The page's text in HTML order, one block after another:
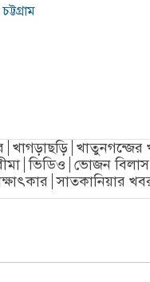
চট্টগ্রাম
খাগড়াছড়ি খাতুনগন্জের
ভিডিও ভোজন বিলাস
সাতকানিয়ার